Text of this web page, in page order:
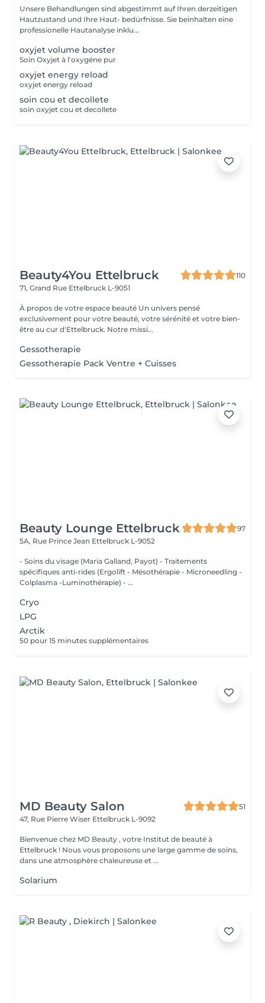
Unsere Behandlungen sind abgestimmt auf Ihren derzeitigen
Hautzustand und Ihre Haut- bedürfnisse. Sie beinhalten eine
professionelle Hautanalyse inklu...
oxyjet volume booster
Soin Oxyjet à l'oxygéne pur
oxyjet energy reload
oxyjet energy reload
soin cou et decollete
soin oxyjet cou et decollete
Beauty4You Ettelbruck
110
71, Grand Rue Ettelbruck L-9051
À propos de votre espace beauté Un univers pensé
exclusivement pour votre beauté, votre sérénité et votre bien-
être au cur d'Ettelbruck. Notre missi...
Gessotherapie
Gessotherapie Pack Ventre + Cuisses
Beauty Lounge Ettelbruck
97
5A, Rue Prince Jean Ettelbruck L-9052
- Soins du visage (Maria Galland, Payot) - Traitements
spécifiques anti-rides (Ergolift - Mésothérapie - Microneedling -
Colplasma -Luminothérapie) - ...
Cryo
LPG
Arctik
50 pour 15 minutes supplémentaires
MD Beauty Salon
51
47, Rue Pierre Wiser Ettelbruck L-9092
Bienvenue chez MD Beauty , votre Institut de beauté à
Ettelbruck ! Nous vous proposons une large gamme de soins,
dans une atmosphère chaleureuse et ...
Solarium